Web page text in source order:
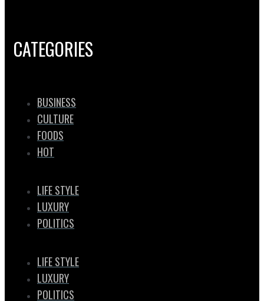
CATEGORIES
BUSINESS
CULTURE
FOODS
HOT
LIFE STYLE
LUXURY
POLITICS
LIFE STYLE
LUXURY
POLITICS